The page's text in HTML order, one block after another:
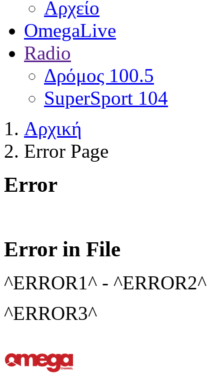
Αρχείο
OmegaLive
Radio
Δρόμος 100.5
SuperSport 104
Αρχική
Error Page
Error
Error in File
^ERROR1^ - ^ERROR2^
^ERROR3^